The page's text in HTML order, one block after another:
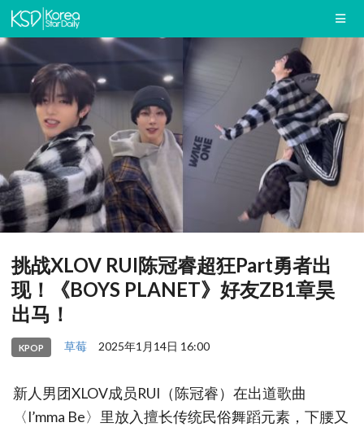
挑战XLOV RUI陈冠睿超狂Part勇者出
现！《BOYS PLANET》好友ZB1章昊
出马！
KPOP 草莓 2025年1月14日 16:00
新人男团XLOV成员RUI（陈冠睿）在出道歌曲
〈I’mma Be〉里放入擅长传统民俗舞蹈元素，下腰又